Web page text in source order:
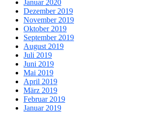
Januar 2020
Dezember 2019
November 2019
Oktober 2019
September 2019
August 2019
Juli 2019
Juni 2019
Mai 2019
April 2019
März 2019
Februar 2019
Januar 2019